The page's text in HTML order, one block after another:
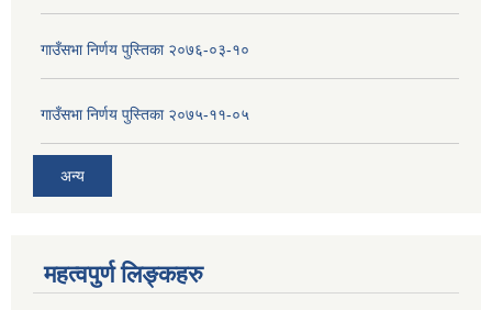
गाउँसभा निर्णय पुस्तिका २०७६-०३-१०
गाउँसभा निर्णय पुस्तिका २०७५-११-०५
अन्य
महत्वपुर्ण लिङ्कहरु